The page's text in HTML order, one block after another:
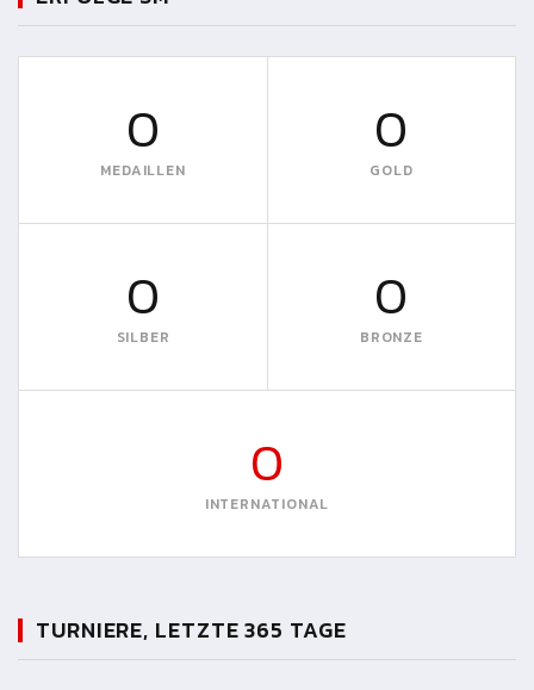
0
MEDAILLEN
0
GOLD
0
SILBER
0
BRONZE
0
INTERNATIONAL
TURNIERE, LETZTE 365 TAGE